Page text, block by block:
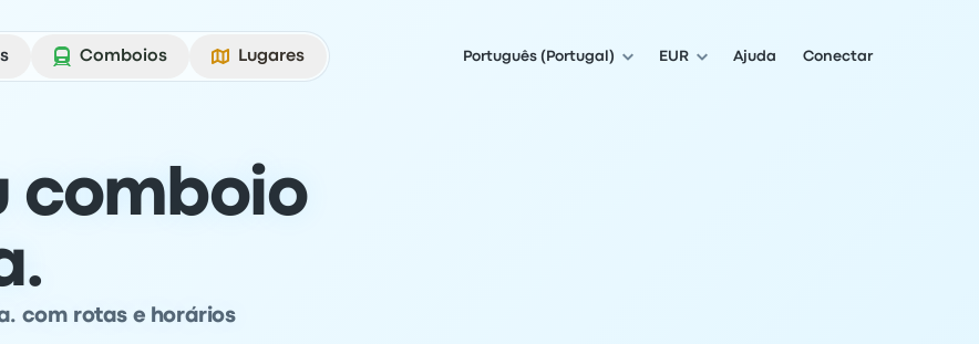
Comboios Lugares Português (Portugal) EUR Ajuda Conectar
comboio
com rotas e horários